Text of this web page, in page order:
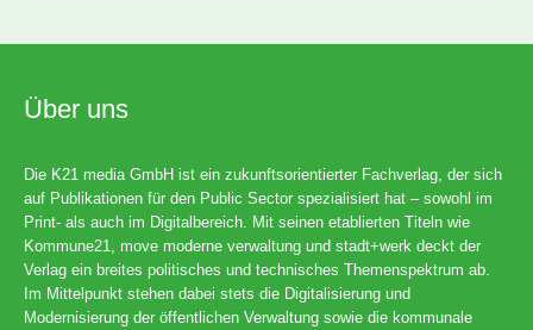
Über uns
Die K21 media GmbH ist ein zukunftsorientierter Fachverlag, der sich
auf Publikationen für den Public Sector spezialisiert hat – sowohl im
Print- als auch im Digitalbereich. Mit seinen etablierten Titeln wie
Kommune21, move moderne verwaltung und stadt+werk deckt der
Verlag ein breites politisches und technisches Themenspektrum ab.
Im Mittelpunkt stehen dabei stets die Digitalisierung und
Modernisierung der öffentlichen Verwaltung sowie die kommunale